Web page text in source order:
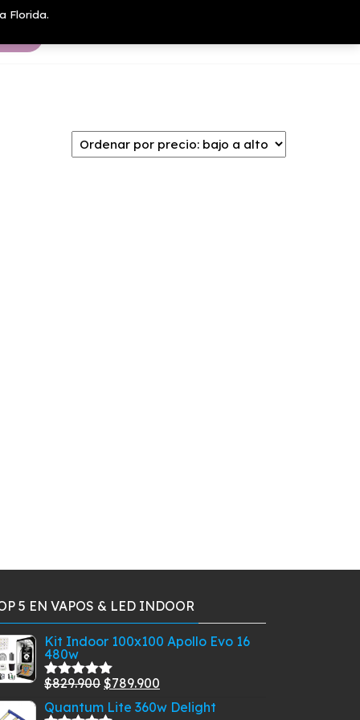
Florida.
5 EN VAPOS & LED INDOOR
Kit Indoor 100x100 Apollo Evo 16
480w
Valorado
5
$829.900 El
precio
$789.900
precio
Quantum Lite 360w Delight